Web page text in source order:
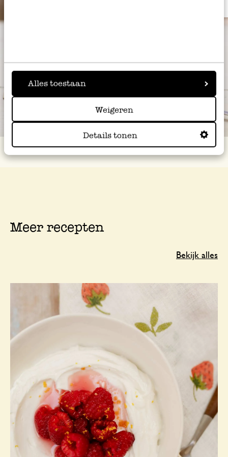
Alles toestaan
Weigeren
Details tonen
Meer recepten
Bekijk alles